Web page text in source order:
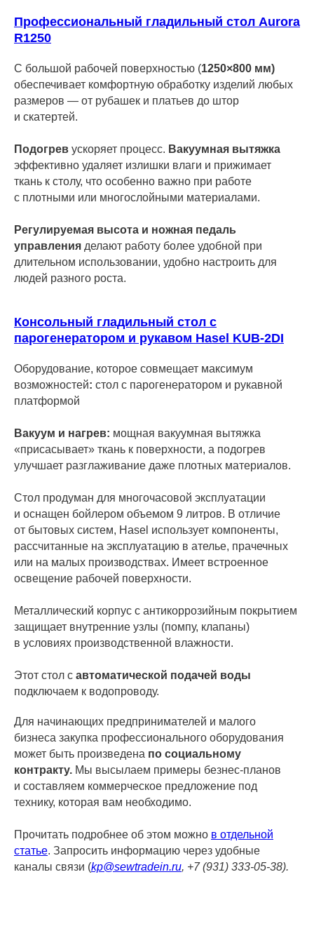
Профессиональный гладильный стол Aurora
R1250
С большой рабочей поверхностью (1250×800 мм)
обеспечивает комфортную обработку изделий любых
размеров — от рубашек и платьев до штор
и скатертей.
Подогрев ускоряет процесс. Вакуумная вытяжка
эффективно удаляет излишки влаги и прижимает
ткань к столу, что особенно важно при работе
с плотными или многослойными материалами.
Регулируемая высота и ножная педаль
управления делают работу более удобной при
длительном использовании, удобно настроить для
людей разного роста.
Консольный гладильный стол с
парогенератором и рукавом Hasel KUB-2DI
Оборудование, которое совмещает максимум
возможностей: стол с парогенератором и рукавной
платформой
Вакуум и нагрев: мощная вакуумная вытяжка
«присасывает» ткань к поверхности, а подогрев
улучшает разглаживание даже плотных материалов.
Стол продуман для многочасовой эксплуатации
и оснащен бойлером объемом 9 литров. В отличие
от бытовых систем, Hasel использует компоненты,
рассчитанные на эксплуатацию в ателье, прачечных
или на малых производствах. Имеет встроенное
освещение рабочей поверхности.
Металлический корпус с антикоррозийным покрытием
защищает внутренние узлы (помпу, клапаны)
в условиях производственной влажности.
Этот стол с автоматической подачей воды
подключаем к водопроводу.
Для начинающих предпринимателей и малого
бизнеса закупка профессионального оборудования
может быть произведена по социальному
контракту. Мы высылаем примеры безнес-планов
и составляем коммерческое предложение под
технику, которая вам необходимо.
Прочитать подробнее об этом можно в отдельной
статье. Запросить информацию через удобные
каналы связи (kp@sewtradein.ru, +7 (931) 333-05-38).